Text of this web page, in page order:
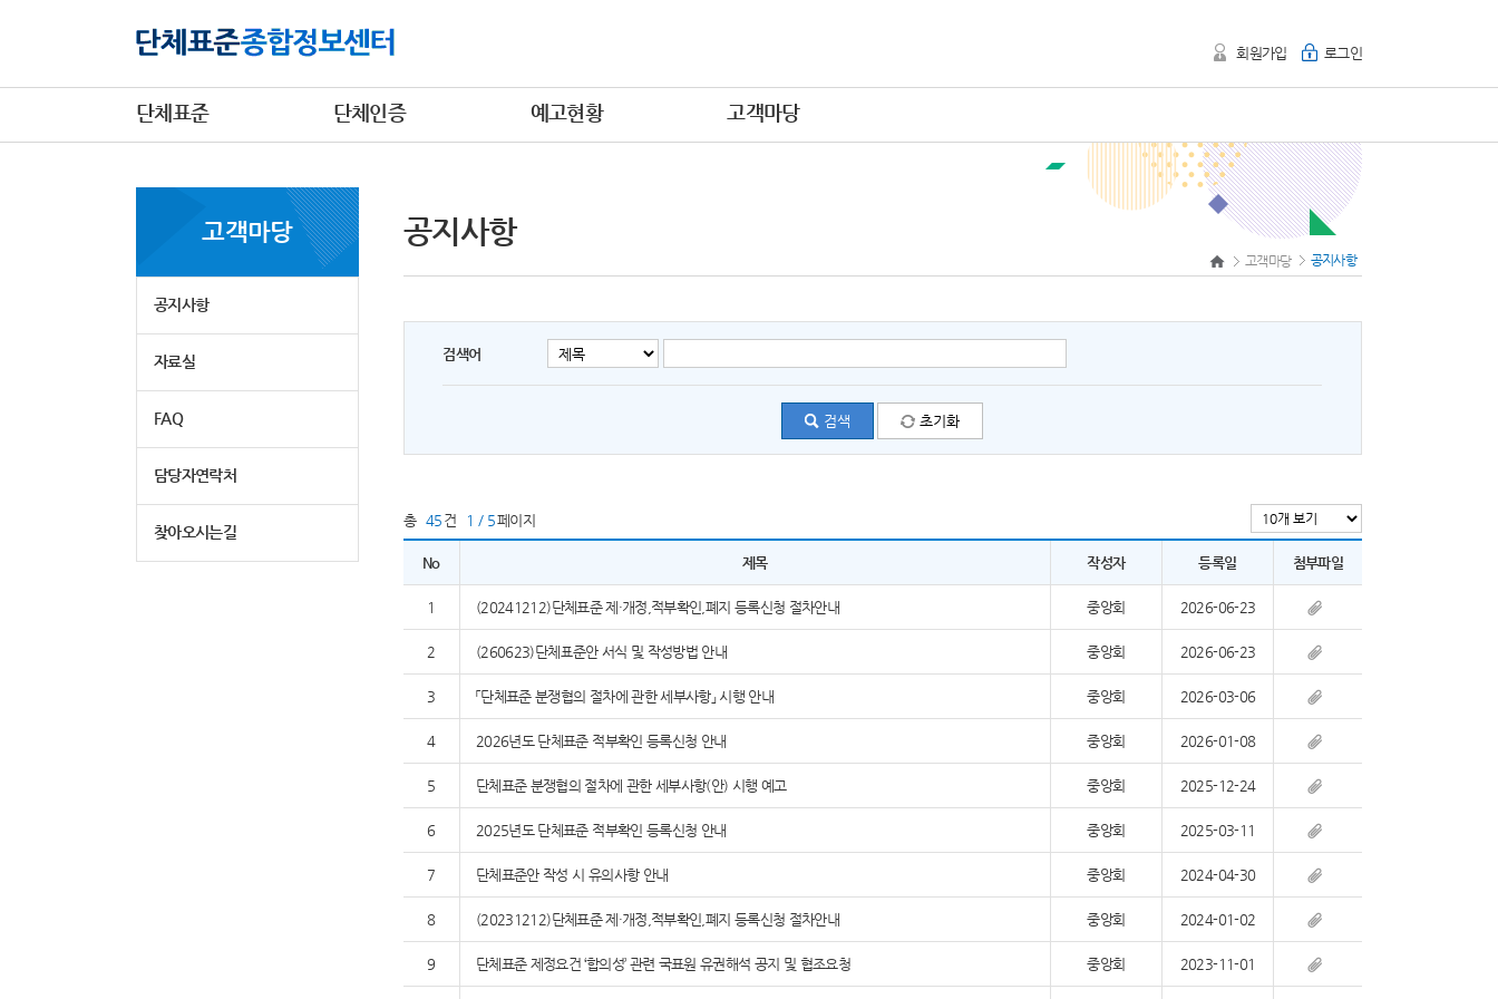
회원가입 로그인
단체표준 단체인증 예고현황 고객마당
고객마당
공지사항
자료실
FAQ
담당자연락처
찾아오시는길
공지사항
고객마당 공지사항
검색어
총 45 건 1 / 5페이지
No 제목 작성자 등록일 첨부파일
1 (20241212)단체표준 제·개정,적부확인,폐지 등록신청 절차안내 중앙회 2026-06-23
2 (260623)단체표준안 서식 및 작성방법 안내 중앙회 2026-06-23
3 「단체표준 분쟁협의 절차에 관한 세부사항」 시행 안내 중앙회 2026-03-06
4 2026년도 단체표준 적부확인 등록신청 안내 중앙회 2026-01-08
5 단체표준 분쟁협의 절차에 관한 세부사항(안) 시행 예고 중앙회 2025-12-24
6 2025년도 단체표준 적부확인 등록신청 안내 중앙회 2025-03-11
7 단체표준안 작성 시 유의사항 안내 중앙회 2024-04-30
8 (20231212)단체표준 제·개정,적부확인,폐지 등록신청 절차안내 중앙회 2024-01-02
9 단체표준 제정요건 ‘합의성’ 관련 국표원 유권해석 공지 및 협조요청 중앙회 2023-11-01